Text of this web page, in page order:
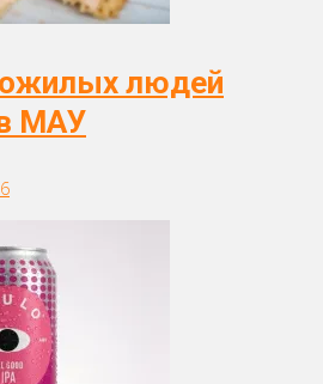
людей
МАУ